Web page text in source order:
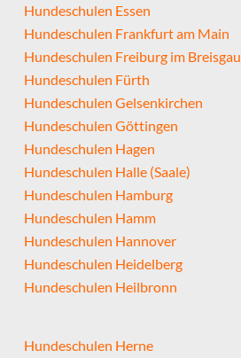
Hundeschulen Essen
Hundeschulen Frankfurt am Main
Hundeschulen Freiburg im Breisgau
Hundeschulen Fürth
Hundeschulen Gelsenkirchen
Hundeschulen Göttingen
Hundeschulen Hagen
Hundeschulen Halle (Saale)
Hundeschulen Hamburg
Hundeschulen Hamm
Hundeschulen Hannover
Hundeschulen Heidelberg
Hundeschulen Heilbronn
Hundeschulen Herne